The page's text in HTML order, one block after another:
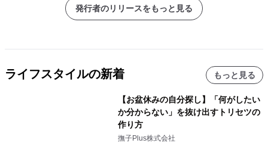
発行者のリリースをもっと見る
ライフスタイルの新着 もっと見る
【お盆休みの自分探し】「何がしたい
か分からない」を抜け出すトリセツの
作り方
撫子Plus株式会社